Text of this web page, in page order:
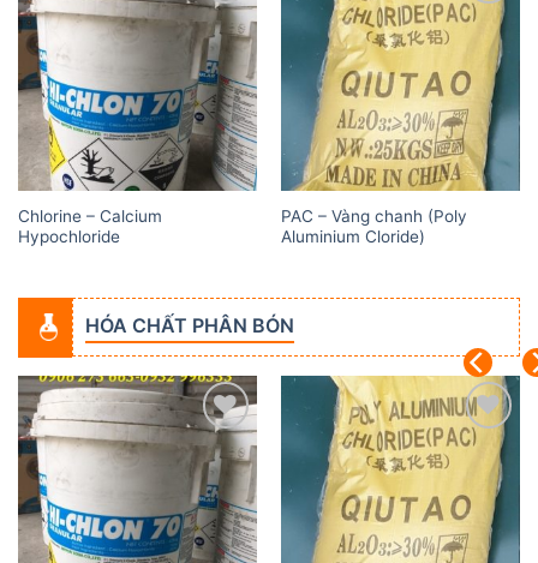
Add to
wishlist
Chlorine – Calcium
Hypochloride
Add to
wishlist
PAC – Vàng chanh (Poly
Aluminium Cloride)
HÓA CHẤT PHÂN BÓN
Add to
wishlist
Add to
wishlist